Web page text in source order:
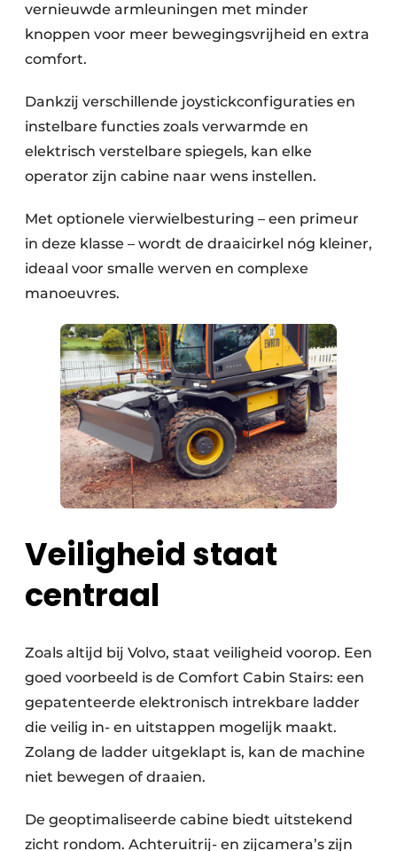
vernieuwde armleuningen met minder
knoppen voor meer bewegingsvrijheid en extra
comfort.
Dankzij verschillende joystickconfiguraties en
instelbare functies zoals verwarmde en
elektrisch verstelbare spiegels, kan elke
operator zijn cabine naar wens instellen.
Met optionele vierwielbesturing – een primeur
in deze klasse – wordt de draaicirkel nóg kleiner,
ideaal voor smalle werven en complexe
manoeuvres.
Veiligheid staat
centraal
Zoals altijd bij Volvo, staat veiligheid voorop. Een
goed voorbeeld is de Comfort Cabin Stairs: een
gepatenteerde elektronisch intrekbare ladder
die veilig in- en uitstappen mogelijk maakt.
Zolang de ladder uitgeklapt is, kan de machine
niet bewegen of draaien.
De geoptimaliseerde cabine biedt uitstekend
zicht rondom. Achteruitrij- en zijcamera’s zijn